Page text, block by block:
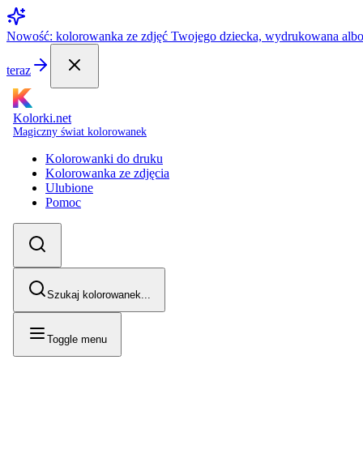
Nowość: kolorowanka ze zdjęć Twojego dziecka, wydrukowana
teraz
Kolorki.net
Magiczny świat kolorowanek
Kolorowanki do druku
Kolorowanka ze zdjęcia
Ulubione
Pomoc
Szukaj kolorowanek...
Toggle menu